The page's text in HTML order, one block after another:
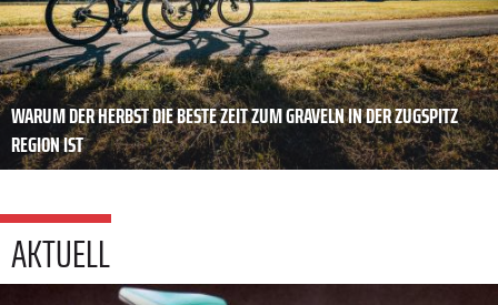
WARUM DER HERBST DIE BESTE ZEIT ZUM GRAVELN IN DER ZUGSPITZ
REGION IST
AKTUELL